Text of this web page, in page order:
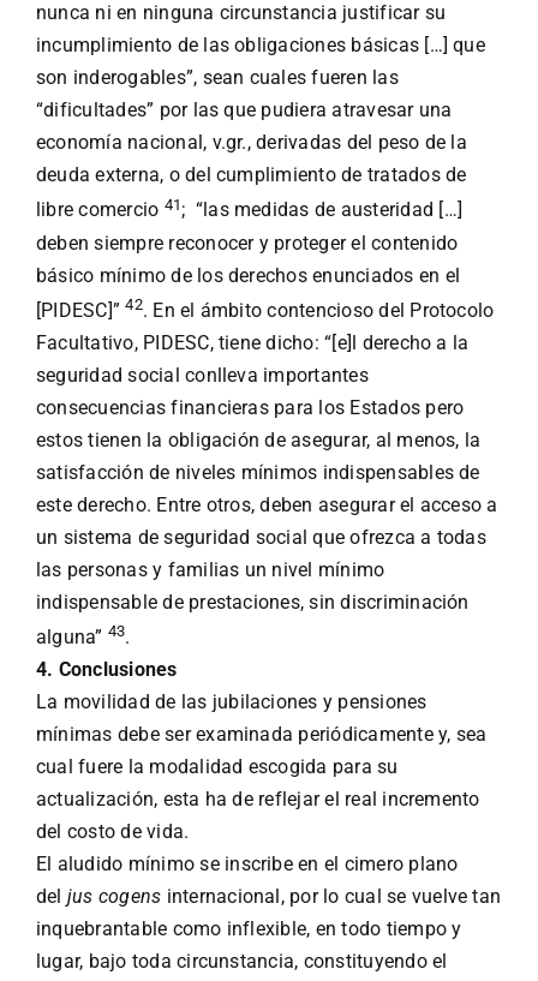
nunca ni en ninguna circunstancia justificar su
incumplimiento de las obligaciones básicas […] que
son inderogables”, sean cuales fueren las
“dificultades” por las que pudiera atravesar una
economía nacional, v.gr., derivadas del peso de la
deuda externa, o del cumplimiento de tratados de
libre comercio 41 ; “las medidas de austeridad […]
deben siempre reconocer y proteger el contenido
básico mínimo de los derechos enunciados en el
[PIDESC]”42. En el ámbito contencioso del Protocolo
Facultativo, PIDESC, tiene dicho: “[e]l derecho a la
seguridad social conlleva importantes
consecuencias financieras para los Estados pero
estos tienen la obligación de asegurar, al menos, la
satisfacción de niveles mínimos indispensables de
este derecho. Entre otros, deben asegurar el acceso a
un sistema de seguridad social que ofrezca a todas
las personas y familias un nivel mínimo
indispensable de prestaciones, sin discriminación
alguna” 43.
4. Conclusiones
La movilidad de las jubilaciones y pensiones
mínimas debe ser examinada periódicamente y, sea
cual fuere la modalidad escogida para su
actualización, esta ha de reflejar el real incremento
del costo de vida.
El aludido mínimo se inscribe en el cimero plano
del jus cogens internacional, por lo cual se vuelve tan
inquebrantable como inflexible, en todo tiempo y
lugar, bajo toda circunstancia, constituyendo el